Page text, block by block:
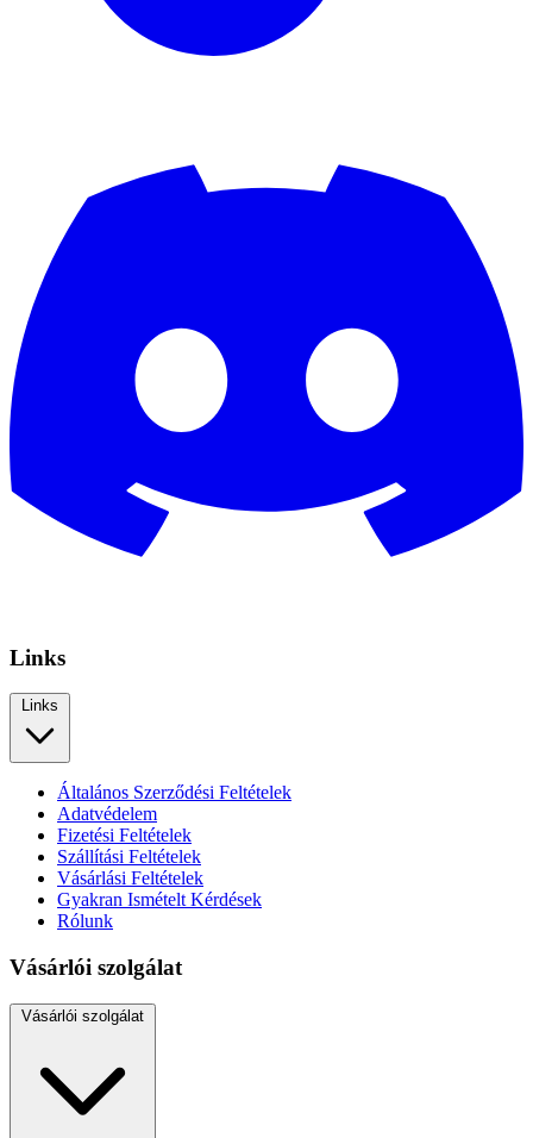
Links
Links
Általános Szerződési Feltételek
Adatvédelem
Fizetési Feltételek
Szállítási Feltételek
Vásárlási Feltételek
Gyakran Ismételt Kérdések
Rólunk
Vásárlói szolgálat
Vásárlói szolgálat